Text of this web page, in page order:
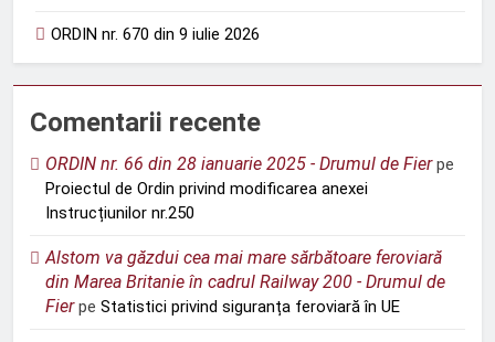
ORDIN nr. 670 din 9 iulie 2026
Comentarii recente
ORDIN nr. 66 din 28 ianuarie 2025 - Drumul de Fierpe
Proiectul de Ordin privind modificarea anexei
Instrucțiunilor nr.250
Alstom va găzdui cea mai mare sărbătoare feroviară
din Marea Britanie în cadrul Railway 200 - Drumul de
Fierpe Statistici privind siguranța feroviară în UE